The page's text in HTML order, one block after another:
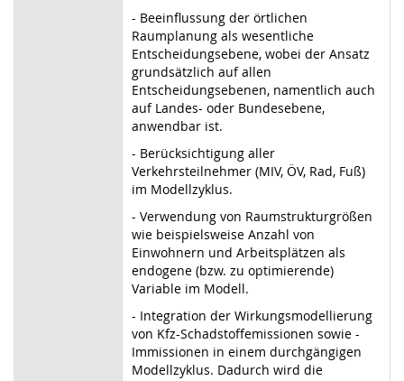
- Beeinflussung der örtlichen
Raumplanung als wesentliche
Entscheidungsebene, wobei der Ansatz
grundsätzlich auf allen
Entscheidungsebenen, namentlich auch
auf Landes- oder Bundesebene,
anwendbar ist.
- Berücksichtigung aller
Verkehrsteilnehmer (MIV, ÖV, Rad, Fuß)
im Modellzyklus.
- Verwendung von Raumstrukturgrößen
wie beispielsweise Anzahl von
Einwohnern und Arbeitsplätzen als
endogene (bzw. zu optimierende)
Variable im Modell.
- Integration der Wirkungsmodellierung
von Kfz-Schadstoffemissionen sowie -
Immissionen in einem durchgängigen
Modellzyklus. Dadurch wird die